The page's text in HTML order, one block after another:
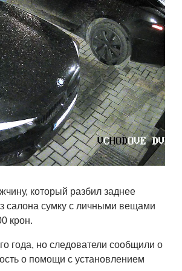
который разбил заднее
салона сумку с личными вещами
крон.
года, но следователи сообщили о
о помощи с установлением